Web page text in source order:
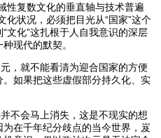
复数文化的垂直轴与技术普遍
化状况，必须把目光从“国家”这个
文化”这扎根于人自我意识的深层
现代的默契。
，就不能看清为迎合国家的方便
如果把这些虚假部分持久化、实
不会马上消失，这是不现实的想
在千年纪分歧点的当今世界，岌